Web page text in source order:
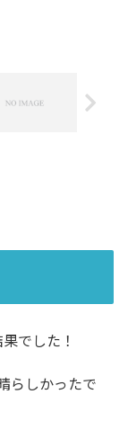
でした！
らしかったで